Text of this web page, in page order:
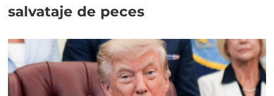
salvataje de peces